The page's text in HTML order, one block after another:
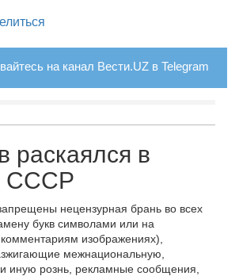
на канал Вести.UZ в Telegram
раскаялся в
СССР
нецензурная брань во всех
букв символами или на
изображениях),
межнациональную,
иную рознь, рекламные сообщения,